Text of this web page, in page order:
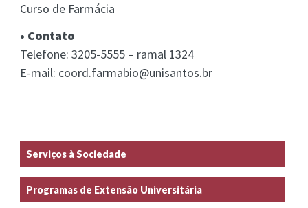
Curso de Farmácia
• Contato
Telefone: 3205-5555 – ramal 1324
E-mail: coord.farmabio@unisantos.br
Serviços à Sociedade
Programas de Extensão Universitária